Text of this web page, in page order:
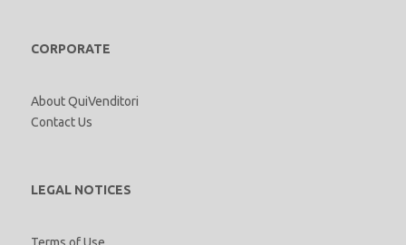
CORPORATE
About QuiVenditori
Contact Us
LEGAL NOTICES